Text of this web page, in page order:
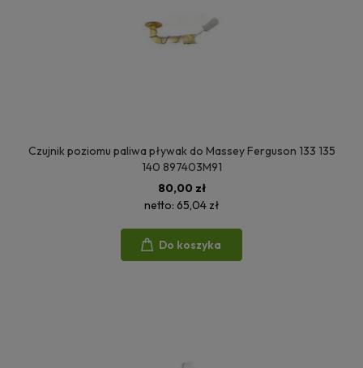
Czujnik poziomu paliwa pływak do Massey Ferguson 133 135
140 897403M91
80,00 zł
netto: 65,04 zł
Do koszyka